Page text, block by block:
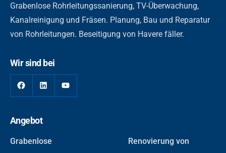
Grabenlose Rohrleitungssanierung, TV-Überwachung,
Kanalreinigung und Fräsen. Planung, Bau und Reparatur
von Rohrleitungen. Beseitigung von Havere fäller.
Wir sind bei
FacebookLinkedInYouTube
Angebot
Grabenlose
Renovierung von